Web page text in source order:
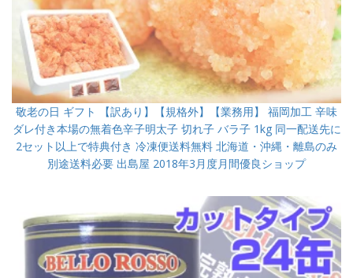
敬老の日 ギフト 【訳あり】【規格外】【業務用】 福岡加工 辛味
ダレ付き本場の無着色辛子明太子 切れ子 バラ子 1kg 同一配送先に
2セット以上で特典付き 冷凍便送料無料 北海道・沖縄・離島のみ
別途送料必要 出島屋 2018年3月度月間優良ショップ